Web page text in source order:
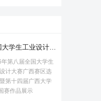
第八届全国大学生
计大赛广西赛区选
第十四届广西大学
赛作品展示